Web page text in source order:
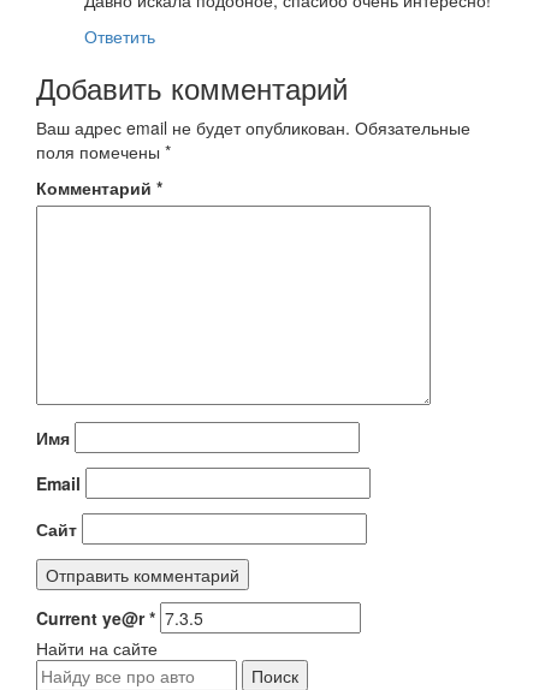
Ответить
Добавить комментарий
Ваш адрес email не будет опубликован. Обязательные
поля помечены *
Комментарий *
Имя
Email
Сайт
Current ye@r*
Найти на сайте